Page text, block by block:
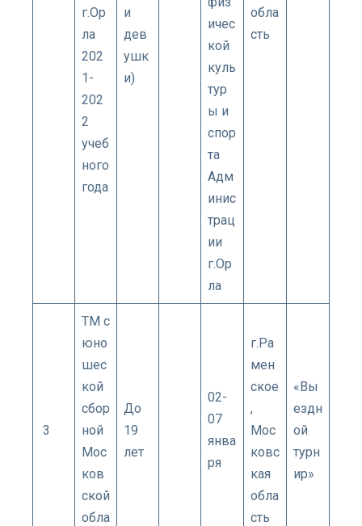
г.Ор
ла
202
1-
202
2
учеб
ного
года
и
дев
ушк
и)
ичес
кой
куль
тур
ы и
спор
та
Адм
инис
трац
ии
г.Ор
ла
обла
сть
3
ТМ с
юно
шес
кой
сбор
ной
Мос
ков
ской
обла
До
19
лет
02-
07
янва
ря
г.Ра
мен
ское
,
Мос
ковс
кая
обла
сть
«Вы
ездн
ой
турн
ир»